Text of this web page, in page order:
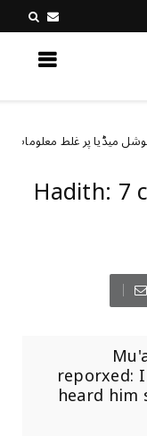
پر غلط معلومات کیسے
Hadith: 7
reporxed:
heard him